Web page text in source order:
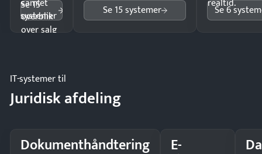
samlet
overblik
over salg
Se 15
systemer
Se 15 systemer
realtid.
Se 6
IT-systemer til
Juridisk afdeling
Dokumenthåndtering E-